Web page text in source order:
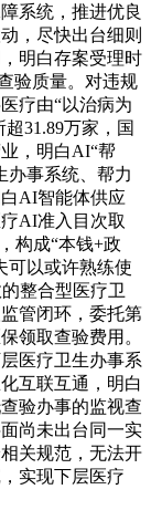
系统，推进优良
，尽快出台细则
明白存案受理时
验质量。对违规
疗由“以治病为
31.89万家，国
，明白AI“帮
办事系统、帮力
AI智能体供应
AI准入目次取
构成“本钱+政
可以或许熟练使
整合型医疗卫
管闭环，委托第
领取查验费用。
医疗卫生办事系
互联互通，明白
验办事的监视查
尚未出台同一实
关规范，无法开
实现下层医疗